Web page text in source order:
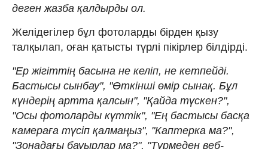
деген жазба қалдырды ол.
Желідегілер бұл фотоларды бірден қызу
талқылап, оған қатысты түрлі пікірлер білдірді.
"Ер жігіттің басына не келіп, не кетпейді.
Бастысы сынбау", "Өткінші өмір сынақ. Бұл
күндерің артта қалсын", "Қайда түскен?",
"Осы фотоларды күттік", "Ең бастысы басқа
камераға түсіп қалмаңыз", "Каптерка ма?",
"Зонадағы бауырлар ма?", "Түрмеден веб-